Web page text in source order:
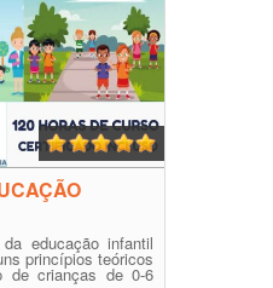
educação infantil
princípios teóricos
de crianças de 0-6